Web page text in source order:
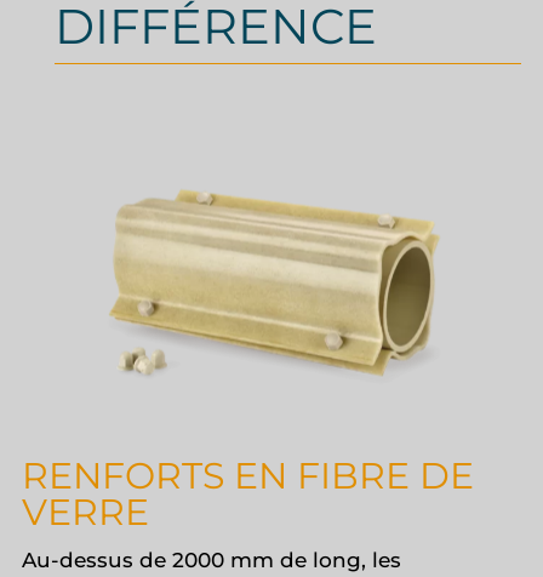
DIFFÉRENCE
RENFORTS EN FIBRE DE
VERRE
Au-dessus de 2000 mm de long, les